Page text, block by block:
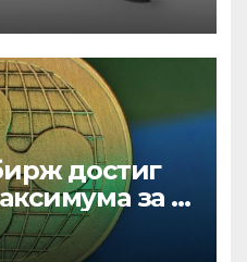
достиг
за 5